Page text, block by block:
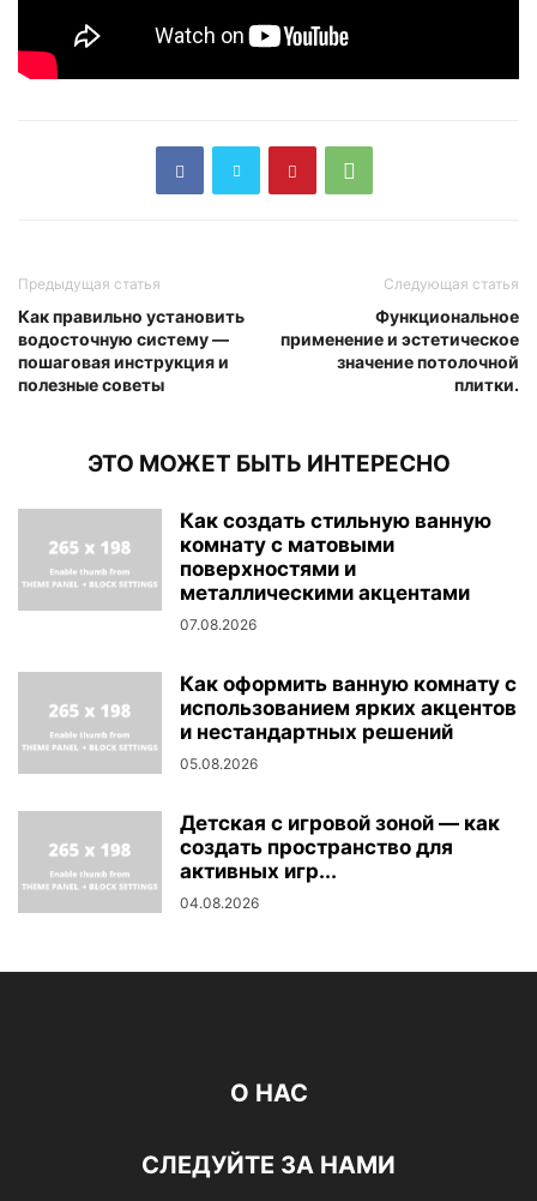
Предыдущая статья
Как правильно установить
водосточную систему —
пошаговая инструкция и
полезные советы
Следующая статья
Функциональное
применение и эстетическое
значение потолочной
плитки.
ЭТО МОЖЕТ БЫТЬ ИНТЕРЕСНО
Как создать стильную ванную
комнату с матовыми
поверхностями и
металлическими акцентами
07.08.2026
Как оформить ванную комнату с
использованием ярких акцентов
и нестандартных решений
05.08.2026
Детская с игровой зоной — как
создать пространство для
активных игр...
04.08.2026
О НАС
СЛЕДУЙТЕ ЗА НАМИ